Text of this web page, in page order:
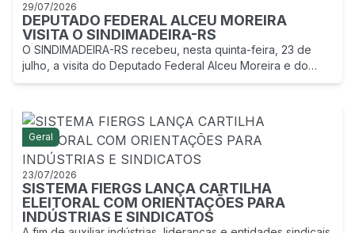
29/07/2026
DEPUTADO FEDERAL ALCEU MOREIRA
VISITA O SINDIMADEIRA-RS
O SINDIMADEIRA-RS recebeu, nesta quinta-feira, 23 de
julho, a visita do Deputado Federal Alceu Moreira e do
Deputado Estadual Carlos Búrigo, presidente da Frente
Geral
23/07/2026
SISTEMA FIERGS LANÇA CARTILHA
ELEITORAL COM ORIENTAÇÕES PARA
INDÚSTRIAS E SINDICATOS